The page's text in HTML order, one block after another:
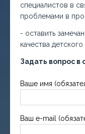
специалистов в
проблемами в
- оставить
качества
Задать вопрос
Ваше имя
Ваш e-mail